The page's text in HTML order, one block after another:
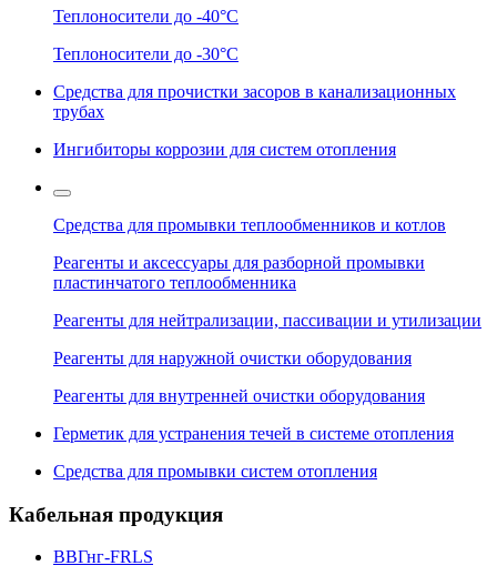
Теплоносители до -40°C
Теплоносители до -30°C
Средства для прочистки засоров в канализационных
трубах
Ингибиторы коррозии для систем отопления
Средства для промывки теплообменников и котлов
Реагенты и аксессуары для разборной промывки
пластинчатого теплообменника
Реагенты для нейтрализации, пассивации и утилизации
Реагенты для наружной очистки оборудования
Реагенты для внутренней очистки оборудования
Герметик для устранения течей в системе отопления
Средства для промывки систем отопления
Кабельная продукция
ВВГнг-FRLS